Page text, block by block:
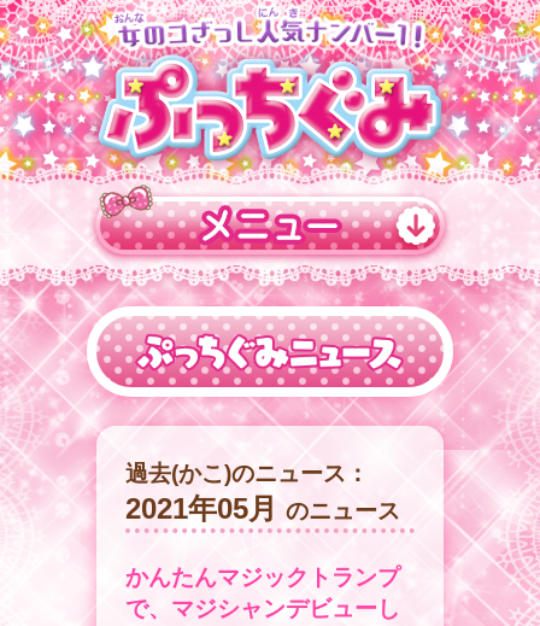
過去(かこ)のニュース：
2021年05月 のニュース
かんたんマジックトランプ
で、マジシャンデビューし